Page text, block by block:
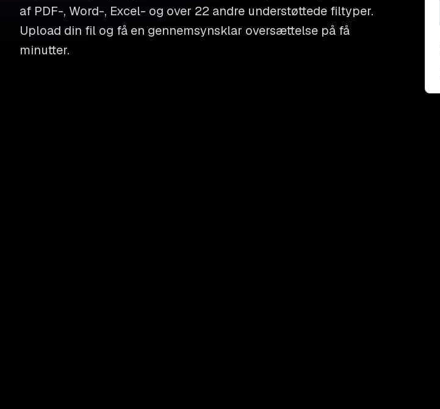
af PDF-, Word-, Excel- og over 22 andre understøttede filtyper.
Upload din fil og få en gennemsynsklar oversættelse på få
minutter.